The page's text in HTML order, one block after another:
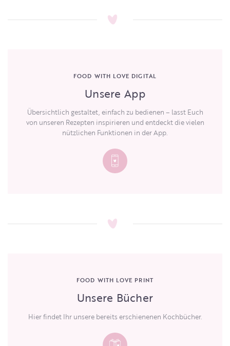
FOOD WITH LOVE DIGITAL
Unsere App
Übersichtlich gestaltet, einfach zu bedienen – lasst Euch
von unseren Rezepten inspirieren und entdeckt die vielen
nützlichen Funktionen in der App.
FOOD WITH LOVE PRINT
Unsere Bücher
Hier findet Ihr unsere bereits erschienenen Kochbücher.